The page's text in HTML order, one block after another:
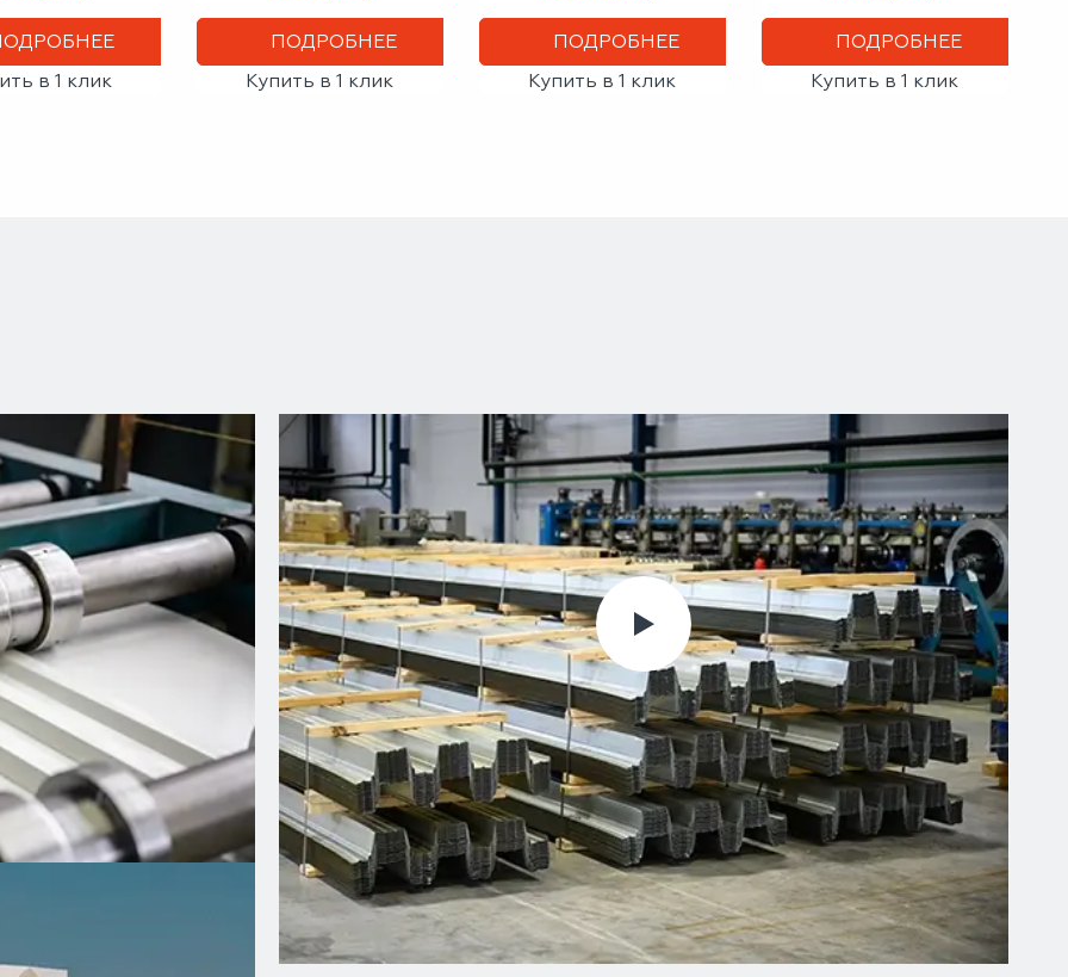
в 1 клик
ПОДРОБНЕЕ
Купить в 1 клик
ПОДРОБНЕЕ
Купить в 1 клик
ПОДРОБНЕЕ
Купить в 1 клик